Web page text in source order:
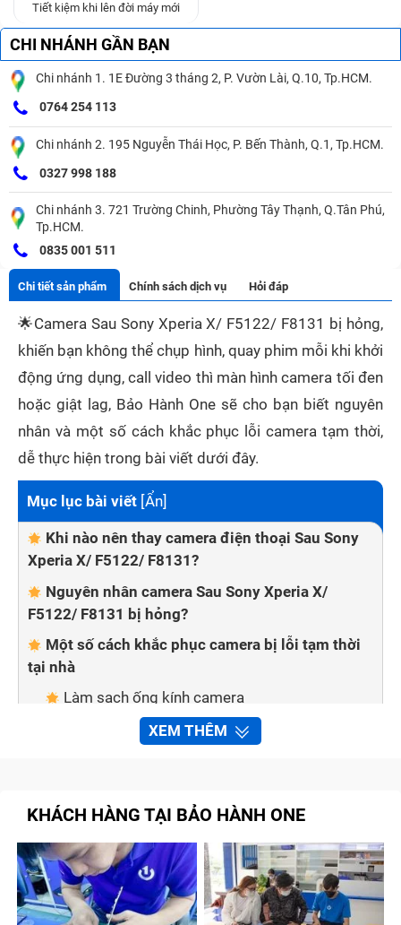
Tiết kiệm khi lên đời máy mới
CHI NHÁNH GẦN BẠN
Chi nhánh 1. 1E Đường 3 tháng 2, P. Vườn Lài, Q.10, Tp.HCM.
0764 254 113
Chi nhánh 2. 195 Nguyễn Thái Học, P. Bến Thành, Q.1, Tp.HCM.
0327 998 188
Chi nhánh 3. 721 Trường Chinh, Phường Tây Thạnh, Q.Tân Phú,
Tp.HCM.
0835 001 511
Chi tiết sản phẩm Chính sách dịch vụ Hỏi đáp
🌟Camera Sau Sony Xperia X/ F5122/ F8131 bị hỏng,
khiến bạn không thể chụp hình, quay phim mỗi khi khởi
động ứng dụng, call video thì màn hình camera tối đen
hoặc giật lag, Bảo Hành One sẽ cho bạn biết nguyên
nhân và một số cách khắc phục lỗi camera tạm thời,
dễ thực hiện trong bài viết dưới đây.
Mục lục bài viết [Ẩn]
Khi nào nên thay camera điện thoại Sau Sony
Xperia X/ F5122/ F8131?
Nguyên nhân camera Sau Sony Xperia X/
F5122/ F8131 bị hỏng?
Một số cách khắc phục camera bị lỗi tạm thời
tại nhà
Làm sạch ống kính camera
Kiểm tra chế độ tiết kiệm pin trên điện thoại
Kiểm tra và cập nhật hệ điều hành
Thay camera Sau Sony Xperia X/ F5122/ F8131
chất lượng cao tại Bảo Hành One
Quy trình sửa chữa, thay camera Sau Sony
XEM THÊM
KHÁCH HÀNG TẠI BẢO HÀNH ONE